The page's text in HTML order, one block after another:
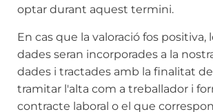
optar durant aquest termini.
En cas que la valoració fos positiva,
dades seran incorporades a la
dades i tractades amb la finalitat
tramitar l'alta com a treballador i
contracte laboral o el que